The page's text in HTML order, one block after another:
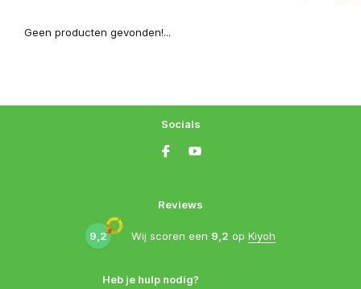
Geen producten gevonden!...
Heb je hulp nodig?
Reviews
9,2 Wij scoren een 9,2 op Kiyoh
Socials